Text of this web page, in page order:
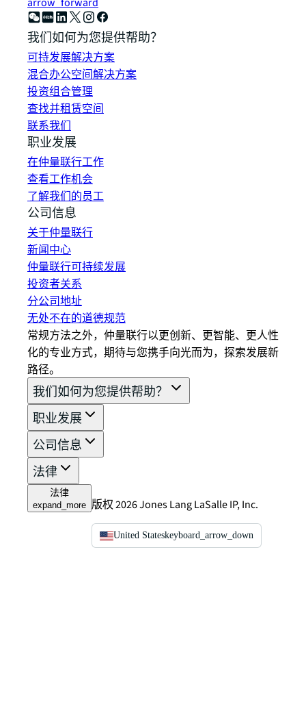
我们如何为您提供帮助？
可持发展解决方案
混合办公空间解决方案
投资组合管理
查找并租赁空间
联系我们
职业发展
在仲量联行工作
查看工作机会
了解我们的员工
公司信息
关于仲量联行
新闻中心
仲量联行可持续发展
投资者关系
分公司地址
无处不在的道德规范
常规方法之外，仲量联行以更创新、更智能、更人性
化的专业方式，期待与您携手向光而为，探索发展新
路径。
我们如何为您提供帮助？
职业发展
公司信息
法律
法律
expand_more 版权 2026 Jones Lang LaSalle IP, Inc.
United Stateskeyboard_arrow_down